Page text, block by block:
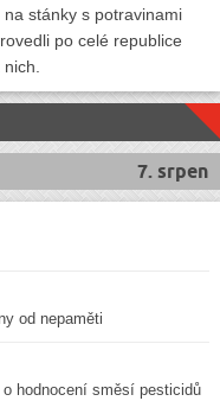
stánky s potravinami
po celé republice
nich.
7. srpen
od nepaměti
hodnocení směsí pesticidů